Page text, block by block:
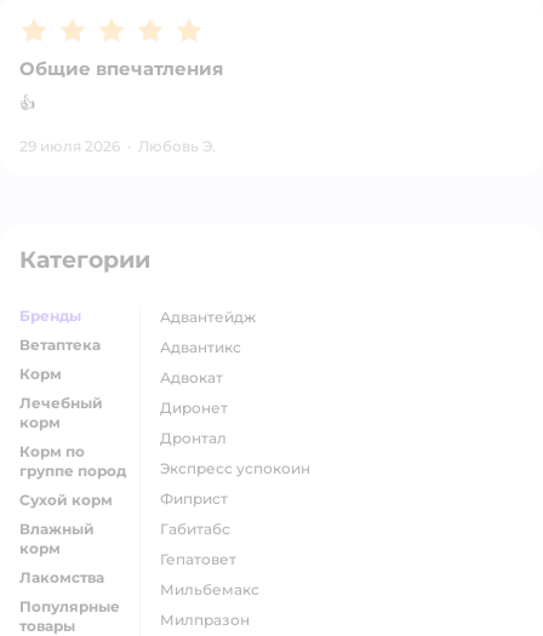
Рейтинг:5
Общие впечатления
👍
29 июля 2026 · Любовь Э.
Категории
Бренды
Ветаптека
Корм
Лечебный
корм
Корм по
группе пород
Сухой корм
Влажный
корм
Лакомства
Популярные
товары
адвантейдж
адвантикс
адвокат
диронет
дронтал
экспресс успокоин
фиприст
габитабс
гепатовет
мильбемакс
милпразон